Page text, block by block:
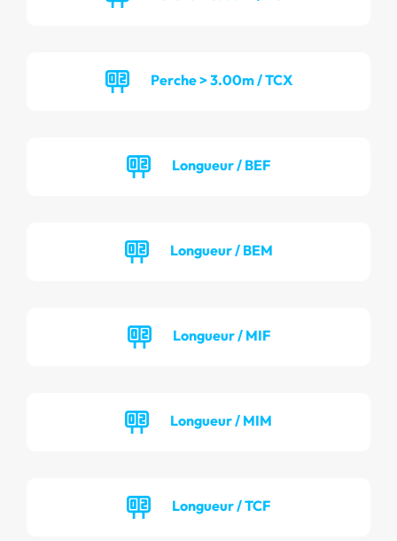
Perche > 3.00m / TCX
Longueur / BEF
Longueur / BEM
Longueur / MIF
Longueur / MIM
Longueur / TCF